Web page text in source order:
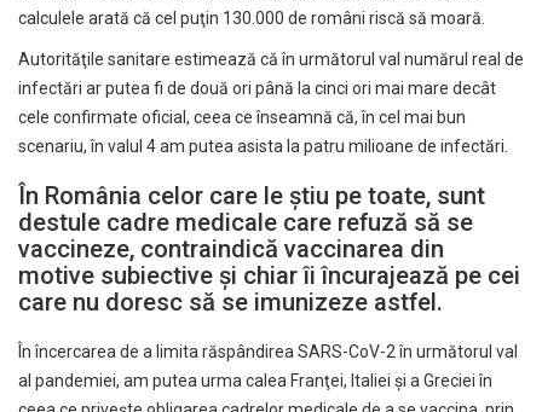
calculele arată că cel puţin 130.000 de români riscă să moară.
Autorităţile sanitare estimează că în următorul val numărul real de
infectări ar putea fi de două ori până la cinci ori mai mare decât
cele confirmate oficial, ceea ce înseamnă că, în cel mai bun
scenariu, în valul 4 am putea asista la patru milioane de infectări.
În România celor care le ştiu pe toate, sunt
destule cadre medicale care refuză să se
vaccineze, contraindică vaccinarea din
motive subiective şi chiar îi încurajează pe cei
care nu doresc să se imunizeze astfel.
În încercarea de a limita răspândirea SARS-CoV-2 în următorul val
al pandemiei, am putea urma calea Franţei, Italiei şi a Greciei în